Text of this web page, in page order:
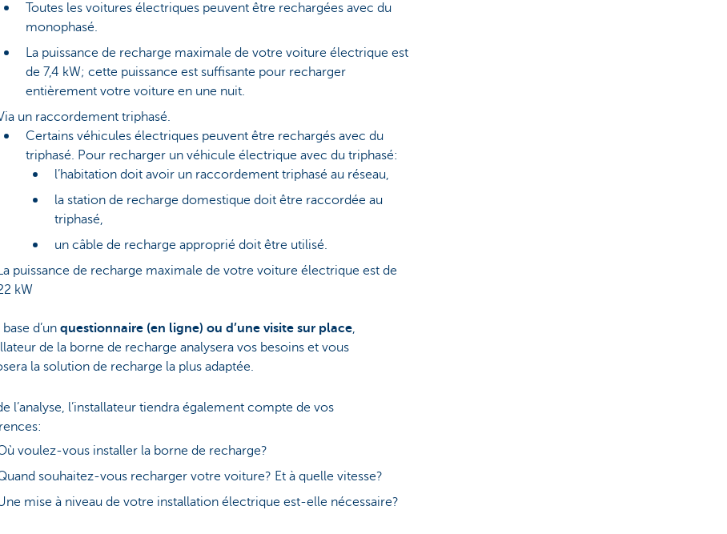
Toutes les voitures électriques peuvent être rechargées avec du
monophasé.
La puissance de recharge maximale de votre voiture électrique est
de 7,4 kW; cette puissance est suffisante pour recharger
entièrement votre voiture en une nuit.
un raccordement triphasé.
Certains véhicules électriques peuvent être rechargés avec du
triphasé. Pour recharger un véhicule électrique avec du triphasé:
l’habitation doit avoir un raccordement triphasé au réseau,
la station de recharge domestique doit être raccordée au
triphasé,
un câble de recharge approprié doit être utilisé.
puissance de recharge maximale de votre voiture électrique est de
kW
d’un questionnaire (en ligne) ou d’une visite sur place,
de la borne de recharge analysera vos besoins et vous
la solution de recharge la plus adaptée.
l’analyse, l’installateur tiendra également compte de vos
voulez-vous installer la borne de recharge?
souhaitez-vous recharger votre voiture? Et à quelle vitesse?
mise à niveau de votre installation électrique est-elle nécessaire?